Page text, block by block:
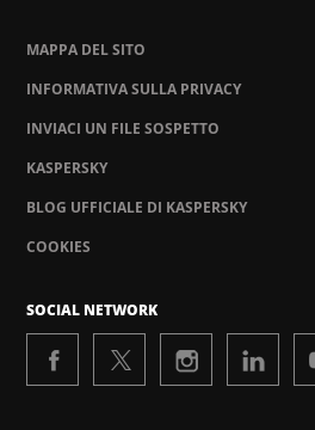
MAPPA DEL SITO
INFORMATIVA SULLA PRIVACY
INVIACI UN FILE SOSPETTO
KASPERSKY
BLOG UFFICIALE DI KASPERSKY
COOKIES
SOCIAL NETWORK